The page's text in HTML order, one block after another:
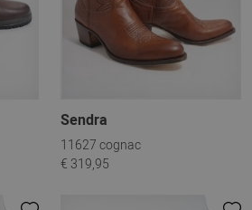
Sendra
11627 cognac
€ 319,95